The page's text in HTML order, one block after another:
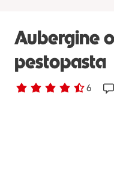
Aubergine
pestopasta
Betyg 4.7 av 5. 6
6 personer har röstat